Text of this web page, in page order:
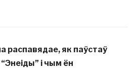
распавядае, як паўстаў
і чым ён